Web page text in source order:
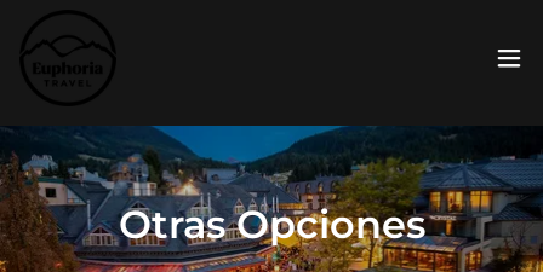
Otras Opciones